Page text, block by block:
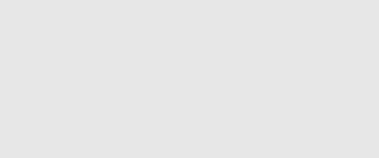
am ein gwaith archwilio